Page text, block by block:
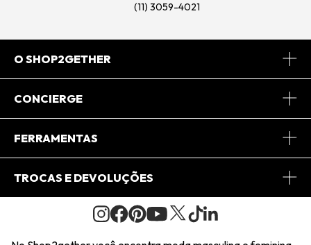
(11) 3059-4021
O SHOP2GETHER
Sobre Nós
Journal
CONCIERGE
Central de Relacionamento
Regulamento e Promoções
FERRAMENTAS
Minha Conta
Pedido de Presente
TROCAS E DEVOLUÇÕES
Condições Gerais